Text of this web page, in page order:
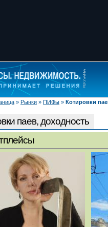
» Рынки » ПИФы » Котировки
паев, доходность